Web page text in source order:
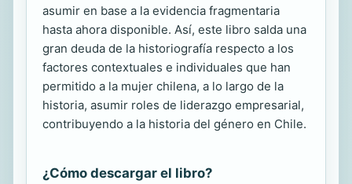
asumir en base a la evidencia fragmentaria
hasta ahora disponible. Así, este libro salda una
gran deuda de la historiografía respecto a los
factores contextuales e individuales que han
permitido a la mujer chilena, a lo largo de la
historia, asumir roles de liderazgo empresarial,
contribuyendo a la historia del género en Chile.
¿Cómo descargar el libro?